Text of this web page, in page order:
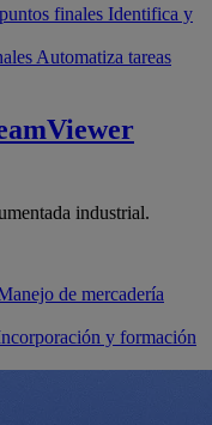
finales Identifica y
Automatiza tareas
industrial.
de mercadería
y formación